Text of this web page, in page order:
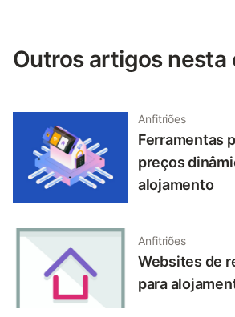
Outros artigos nesta
Anfitriões
Ferramentas
preços
alojamento
Anfitriões
Websites de
para